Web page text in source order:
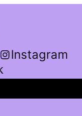
Instagram